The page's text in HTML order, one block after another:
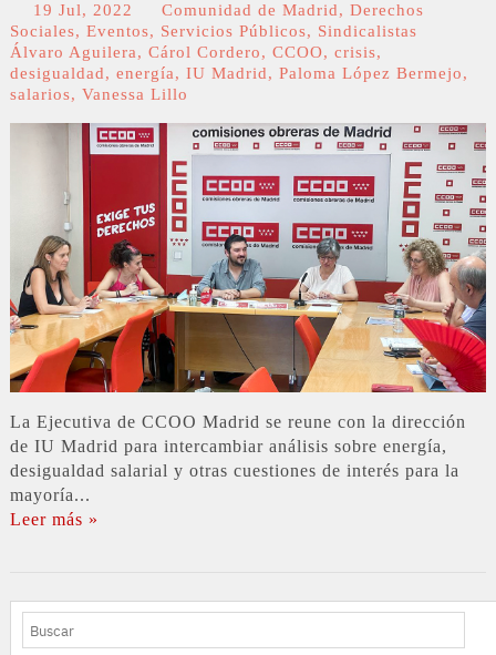
19 Jul, 2022 Comunidad de Madrid, Derechos
Sociales, Eventos, Servicios Públicos, Sindicalistas
Álvaro Aguilera, Cárol Cordero, CCOO, crisis,
desigualdad, energía, IU Madrid, Paloma López Bermejo,
salarios, Vanessa Lillo
La Ejecutiva de CCOO Madrid se reune con la dirección
de IU Madrid para intercambiar análisis sobre energía,
desigualdad salarial y otras cuestiones de interés para la
mayoría...
Leer más »
BUSCAR